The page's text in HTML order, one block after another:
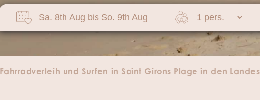
Fahrradverleih und Surfen in Saint Girons Plage in den Landes